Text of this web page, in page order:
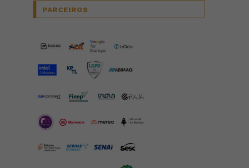
PARCEIROS